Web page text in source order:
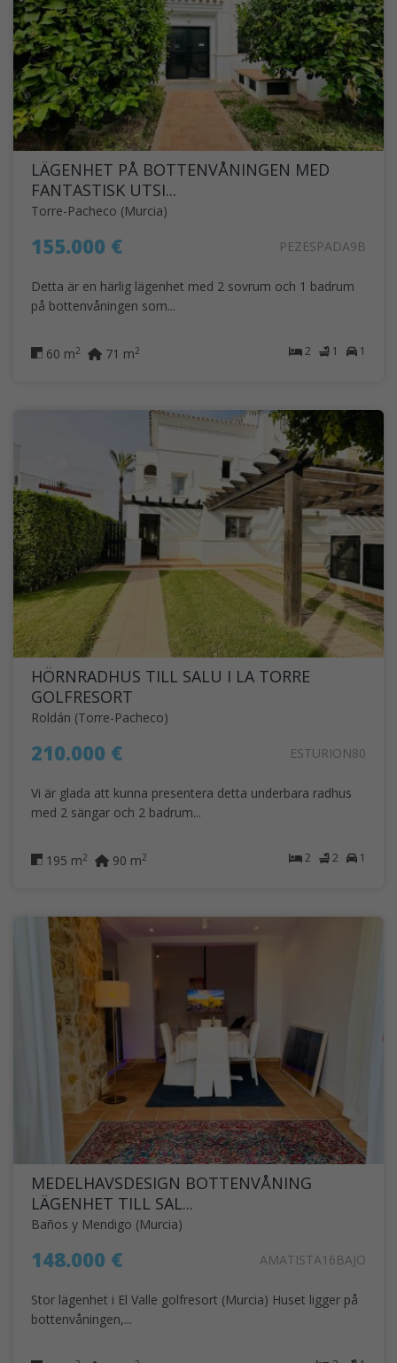
LÄGENHET PÅ BOTTENVÅNINGEN MED
FANTASTISK UTSI...
Torre-Pacheco (Murcia)
155.000 € PEZESPADA9B
Detta är en härlig lägenhet med 2 sovrum och 1 badrum
på bottenvåningen som...
2 1 1
60 m2 71 m2
HÖRNRADHUS TILL SALU I LA TORRE
GOLFRESORT
Roldán (Torre-Pacheco)
210.000 € ESTURION80
Vi är glada att kunna presentera detta underbara radhus
med 2 sängar och 2 badrum...
2 2 1
195 m2 90 m2
MEDELHAVSDESIGN BOTTENVÅNING
LÄGENHET TILL SAL...
Baños y Mendigo (Murcia)
148.000 € AMATISTA16BAJO
Stor lägenhet i El Valle golfresort (Murcia) Huset ligger på
bottenvåningen,...